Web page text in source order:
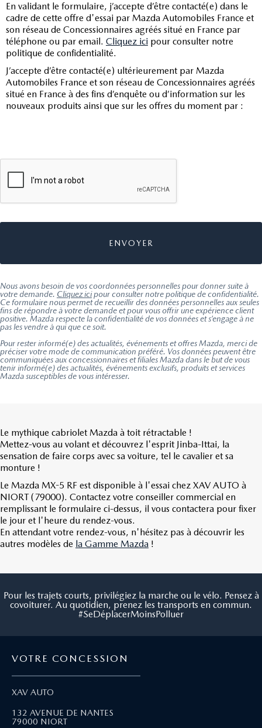
En validant le formulaire, j’accepte d’être contacté(e) dans le
cadre de cette offre d'essai par Mazda Automobiles France et
son réseau de Concessionnaires agréés situé en France par
téléphone ou par email. Cliquez ici pour consulter notre
politique de confidentialité.
J’accepte d’être contacté(e) ultérieurement par Mazda
Automobiles France et son réseau de Concessionnaires agréés
situé en France à des fins d’enquête ou d’information sur les
nouveaux produits ainsi que sur les offres du moment par :
Nous avons besoin de vos coordonnées personnelles pour donner suite à
votre demande. Cliquez icipour consulter notre politique de confidentialité.
Ce formulaire nous permet de recueillir des données personnelles aux seules
fins de répondre à votre demande et pour vous offrir une expérience client
positive. Mazda respecte la confidentialité de vos données et s’engage à ne
pas les vendre à qui que ce soit.
Pour rester informé(e) des actualités, événements et offres Mazda, merci de
préciser votre mode de communication préféré. Vos données peuvent être
communiquées aux concessionnaires et filiales Mazda dans le but de vous
tenir informé(e) des actualités, événements exclusifs, produits et services
Mazda susceptibles de vous intéresser.
Le mythique cabriolet Mazda à toit rétractable !
Mettez-vous au volant et découvrez l'esprit Jinba-Ittai, la
sensation de faire corps avec sa voiture, tel le cavalier et sa
monture !
Le Mazda MX-5 RF est disponible à l'essai chez XAV AUTO à
NIORT (79000). Contactez votre conseiller commercial en
remplissant le formulaire ci-dessus, il vous contactera pour fixer
le jour et l'heure du rendez-vous.
En attendant votre rendez-vous, n'hésitez pas à découvrir les
autres modèles de la Gamme Mazda !
Pour les trajets courts, privilégiez la marche ou le vélo. Pensez à
covoiturer. Au quotidien, prenez les transports en commun.
#SeDéplacerMoinsPolluer
VOTRE CONCESSION
XAV AUTO
132 AVENUE DE NANTES
79000 NIORT